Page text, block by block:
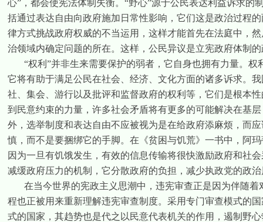
心”，都会使宪法体制失衡。“野心”源于公民表达利益诉求
括通过表达自由向政府施加日常性影响，它们这是政治过程
律方式挑战政府权威的不当运用，这样才能首先在法庭中，
治领域内确定问题的所在。这样，公民异议是立宪政府体制
“权利”并非生来需要保护的弱者，它自身也拥有力量。
它将有助于满足公民在社会、经济、文化方面的诸多诉求。
社、集会、游行以及批评和监督政府的权利等，它们是根本
到民意约束的力量，许多社会矛盾将有更多的可能解决在基
外，选举制度和表达自由不应被视为是在给政府添麻烦，而
慎，而不是要捆绑它的手脚。在《贫困与饥荒》一书中，阿
因为一旦有饥饿发生，有效的信息传输将很快激励政府和社
减缓政府压力的机制，它分散政府的负担，减少执政党的政
在当今世界的宪政主义思潮中， 违宪审查正是因为伴随着
程也正被用来重新理解违宪审查制度。采用专门审查模式的
式的国家，其趋势也是代之以民意代表机关的作用，遏制野